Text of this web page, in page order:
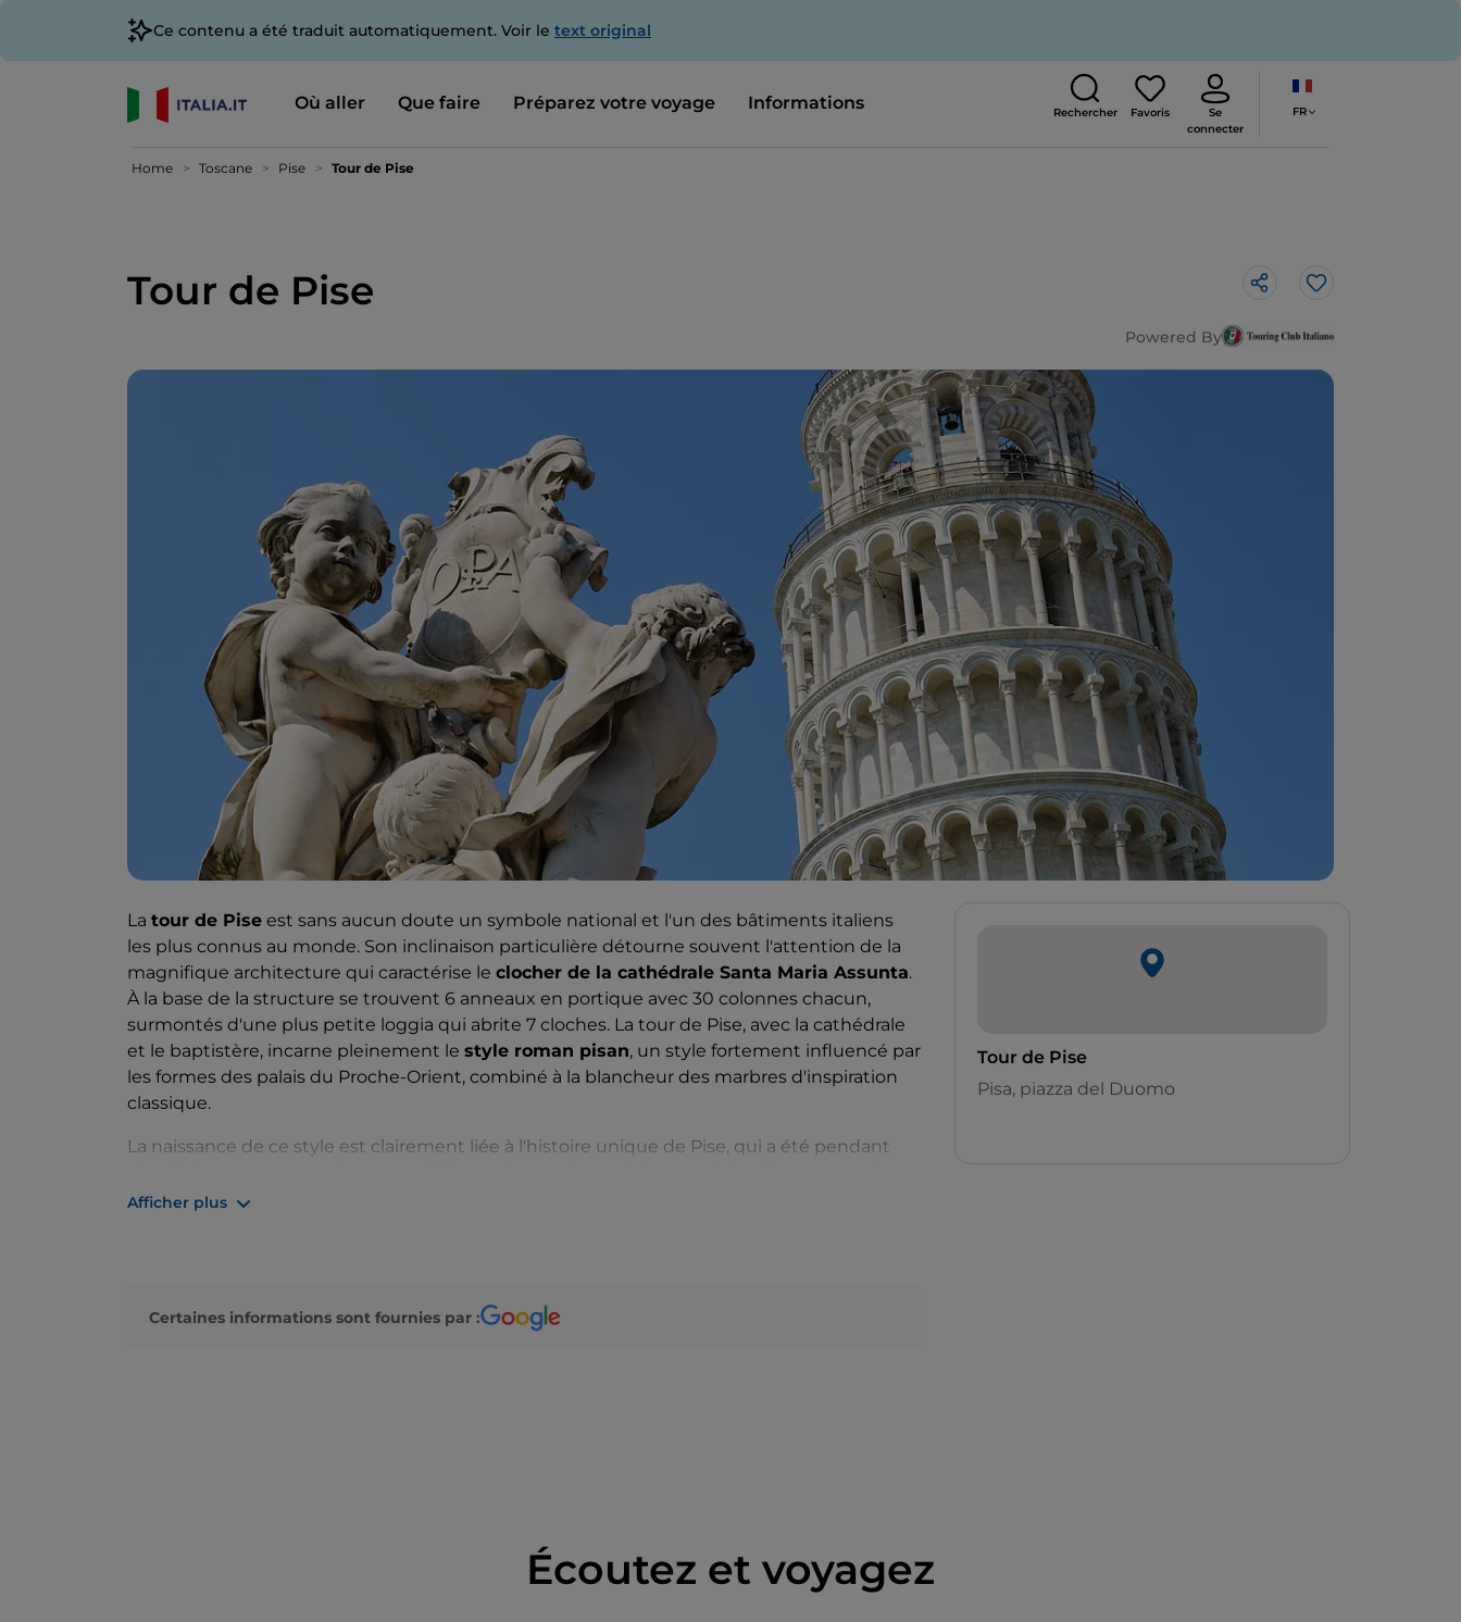
Ce contenu a été traduit automatiquement. Voir le text original
Où aller Que faire Préparez votre voyage Informations Rechercher Favoris
Se
connecter
FR
Home Toscane Pise Tour de Pise
Tour de Pise J’aime
Powered By
La tour de Pise est sans aucun doute un symbole national et l'un des bâtiments italiens
les plus connus au monde. Son inclinaison particulière détourne souvent l'attention de la
magnifique architecture qui caractérise le clocher de la cathédrale Santa Maria Assunta.
À la base de la structure se trouvent 6 anneaux en portique avec 30 colonnes chacun,
surmontés d'une plus petite loggia qui abrite 7 cloches. La tour de Pise, avec la cathédrale
et le baptistère, incarne pleinement le style roman pisan, un style fortement influencé par
les formes des palais du Proche-Orient, combiné à la blancheur des marbres d'inspiration
classique.
La naissance de ce style est clairement liée à l'histoire unique de Pise, qui a été pendant
l'inspiration dans la beauté des lieux lointains avec lesquels la République entretenait des
corriger l'inclinaison. Elle fut achevée exactement deux siècles plus tard, résistant à la
Afficher plus
Certaines informations sont fournies par :
Tour de Pise
Pisa, piazza del Duomo
Écoutez et voyagez